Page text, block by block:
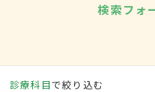
検索フォ
診療科目で絞り込む